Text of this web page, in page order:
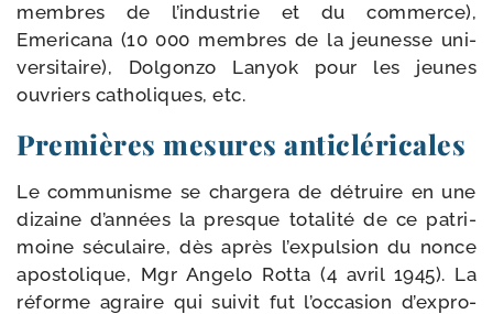
membres de l’in­dus­trie et du com­merce),
Emericana (10 000 membres de la jeu­nesse uni­
ver­si­taire), Dolgonzo Lanyok pour les jeunes
ouvriers catho­liques, etc.
Premières mesures anticléricales
Le com­mu­nisme se char­ge­ra de détruire en une
dizaine d’an­nées la presque tota­li­té de ce patri­
moine sécu­laire, dès après l’ex­pul­sion du nonce
apos­to­lique, Mgr Angelo Rotta (4 avril 1945). La
réforme agraire qui sui­vit fut l’oc­ca­sion d’ex­pro­